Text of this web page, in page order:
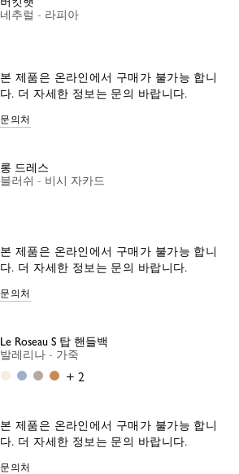
네추럴 - 라피아
본 제품은 온라인에서 구매가 불가능 합니
다. 더 자세한 정보는 문의 바랍니다.
문의처
롱 드레스
블러쉬 - 비시 자카드
본 제품은 온라인에서 구매가 불가능 합니
다. 더 자세한 정보는 문의 바랍니다.
문의처
Le Roseau S 탑 핸들백
발레리나 - 가죽
페이퍼
웨이브
클레이
월넛+ 2
본 제품은 온라인에서 구매가 불가능 합니
다. 더 자세한 정보는 문의 바랍니다.
문의처